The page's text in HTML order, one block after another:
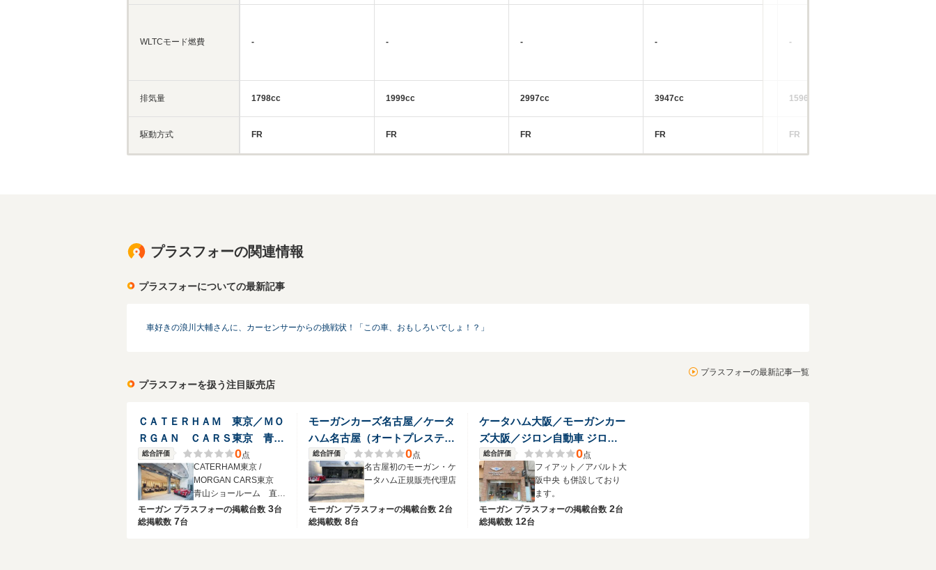
WLTCモード燃費
排気量
駆動方式
-
1798cc
FR
-
1999cc
FR
-
2997cc
FR
-
3947cc
FR
-
1596cc
FR
プラスフォーの関連情報
プラスフォーについての最新記事
車好きの浪川大輔さんに、カーセンサーからの挑戦状！「この車、おもしろいでしょ！？」
プラスフォーの最新記事一覧
プラスフォーを扱う注目販売店
ＣＡＴＥＲＨＡＭ 東京／ＭＯ
ＲＧＡＮ ＣＡＲＳ東京 青山
ショールーム
総合評価 0点
CATERHAM東京 /
MORGAN CARS東京
青山ショールーム 直営
正規ディーラー
モーガン プラスフォーの掲載台数 3台
総掲載数 7台
モーガンカーズ名古屋／ケータ
ハム名古屋（オートプレステー
ジ名古屋店）
総合評価 0点
名古屋初のモーガン・ケ
ータハム正規販売代理店
モーガン プラスフォーの掲載台数 2台
総掲載数 8台
ケータハム大阪／モーガンカー
ズ大阪／ジロン自動車 ジロン
自動車（株）
総合評価 0点
フィアット／アバルト大
阪中央 も併設しており
ます。
モーガン プラスフォーの掲載台数 2台
総掲載数 12台